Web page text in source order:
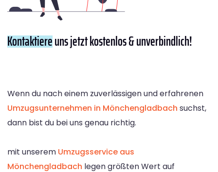
Kontaktiereuns jetzt kostenlos & unverbindlich!
Wenn du nach einem zuverlässigen und erfahrenen
Umzugsunternehmen in Mönchengladbach suchst,
dann bist du bei uns genau richtig.
mit unserem Umzugsservice aus
Mönchengladbach legen größten Wert auf